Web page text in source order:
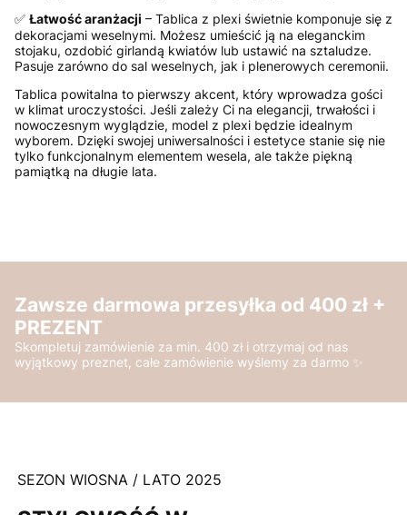
✅ Łatwość aranżacji – Tablica z plexi świetnie komponuje się z
dekoracjami weselnymi. Możesz umieścić ją na eleganckim
stojaku, ozdobić girlandą kwiatów lub ustawić na sztaludze.
Pasuje zarówno do sal weselnych, jak i plenerowych ceremonii.
Tablica powitalna to pierwszy akcent, który wprowadza gości
w klimat uroczystości. Jeśli zależy Ci na elegancji, trwałości i
nowoczesnym wyglądzie, model z plexi będzie idealnym
wyborem. Dzięki swojej uniwersalności i estetyce stanie się nie
tylko funkcjonalnym elementem wesela, ale także piękną
pamiątką na długie lata.
Zawsze darmowa przesyłka od 400 zł +
PREZENT
Skompletuj zamówienie za min. 400 zł i otrzymaj od nas
wyjątkowy preznet, całe zamówienie wyślemy za darmo ✨
SEZON WIOSNA / LATO 2025